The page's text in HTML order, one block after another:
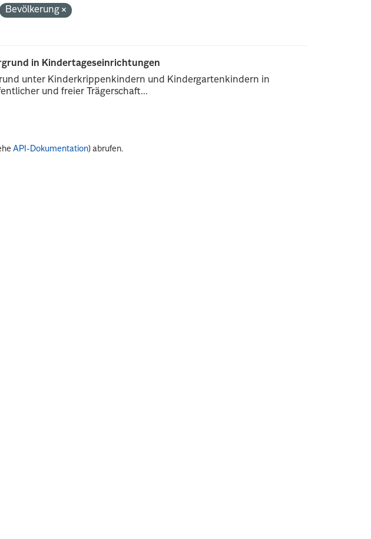
Bevölkerung
in Kindertageseinrichtungen
unter Kinderkrippenkindern und Kindergartenkindern in
und freier Trägerschaft...
API-Dokumentation) abrufen.